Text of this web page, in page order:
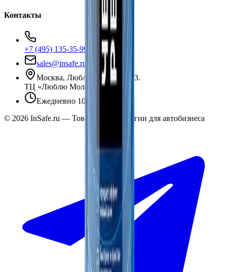
Контакты
+7 (495) 135-35-99
sales@insafe.ru
Москва, Люблинская ул., 153.
ТЦ «Люблю Молл», -1 уровень
Ежедневно 10:00 — 19:00
© 2026 InSafe.ru — Товары и технологии для автобизнеса